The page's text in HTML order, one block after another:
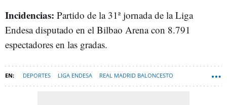
Incidencias: Partido de la 31ª jornada de la Liga
Endesa disputado en el Bilbao Arena con 8.791
espectadores en las gradas.
DEPORTES LIGA ENDESA REAL MADRID BALONCESTO